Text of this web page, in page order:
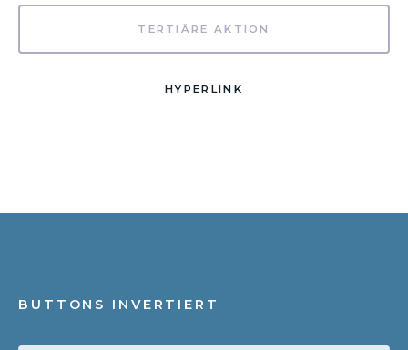
TERTIÄRE AKTION
HYPERLINK
BUTTONS INVERTIERT